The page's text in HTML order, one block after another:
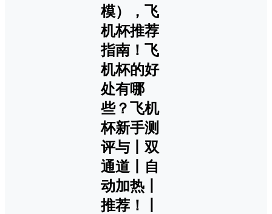
模），飞
机杯推荐
指南！飞
机杯的好
处有哪
些？飞机
杯新手测
评与丨双
通道丨自
动加热丨
推荐！丨